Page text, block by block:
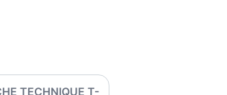
TECHNIQUE T-